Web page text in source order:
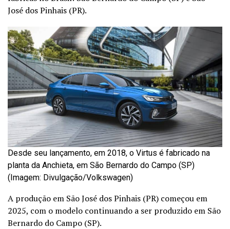
José dos Pinhais (PR).
Desde seu lançamento, em 2018, o Virtus é fabricado na
planta da Anchieta, em São Bernardo do Campo (SP)
(Imagem: Divulgação/Volkswagen)
A produção em São José dos Pinhais (PR) começou em
2025, com o modelo continuando a ser produzido em São
Bernardo do Campo (SP).